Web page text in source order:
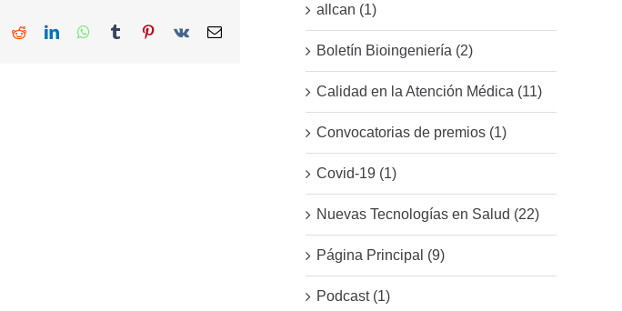
RedditLinkedInWhatsApp
Tumblr Pinterest
Vk Email
allcan (1)
Boletín Bioingeniería (2)
Calidad en la Atención Médica (11)
Convocatorias de premios (1)
Covid-19 (1)
Nuevas Tecnologías en Salud (22)
Página Principal (9)
Podcast (1)